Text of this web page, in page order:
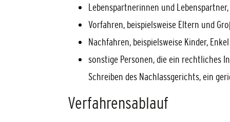
Lebenspartnerinnen und Lebenspartner,
Vorfahren, beispielsweise Eltern und
Nachfahren, beispielsweise Kinder,
sonstige Personen, die ein rechtliches
Schreiben des Nachlassgerichts, ein
Verfahrensablauf